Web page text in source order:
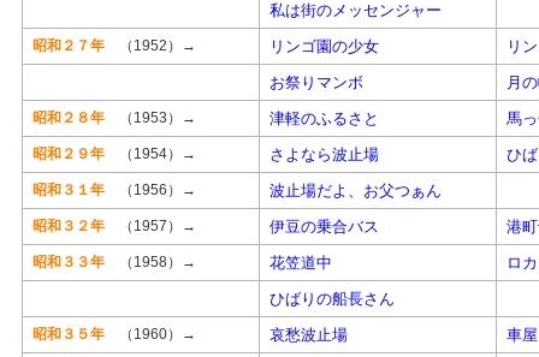
私は街のメッセンジャー
昭和２７年 （1952）→ リンゴ園の少女
リ
お祭りマンボ
月
昭和２８年 （1953）→ 津軽のふるさと 馬
昭和２９年 （1954）→ さよなら波止場 ひ
昭和３１年 （1956）→ 波止場だよ、お父つぁん
昭和３２年 （1957）→ 伊豆の乗合バス 港
昭和３３年 （1958）→ 花笠道中
ロ
ひばりの船長さん
昭和３５年 （1960）→ 哀愁波止場 車